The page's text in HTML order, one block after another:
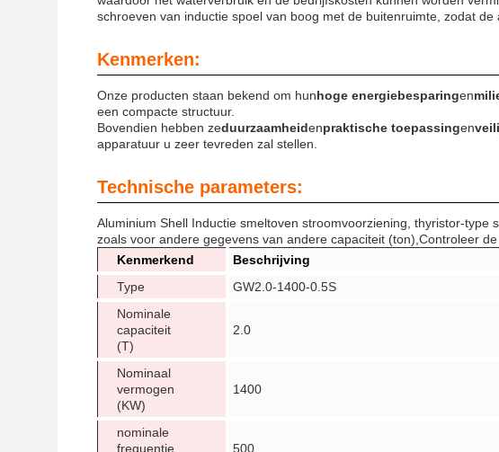
schroeven van inductie spoel van boog met de buitenruimte, zodat
Kenmerken:
Onze producten staan bekend om hunhoge energiebesparingen
een compacte structuur.
Bovendien hebben zeduurzaamheidenpraktische toepassingen
apparatuur u zeer tevreden zal stellen.
Technische parameters:
Aluminium Shell Inductie smeltoven stroomvoorziening, thyristor-type
zoals voor andere gegevens van andere capaciteit (ton),Controleer
Kenmerkend
Beschrijving
Type
GW2.0-1400-0.5S
Nominale
capaciteit
(T)
2.0
Nominaal
vermogen
(KW)
1400
nominale
frequentie
500